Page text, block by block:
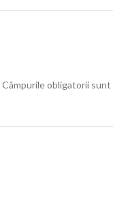
Câmpurile obligatorii sunt